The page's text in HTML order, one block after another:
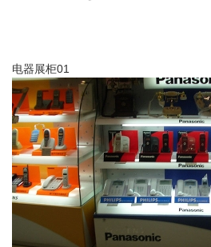
电器展柜02